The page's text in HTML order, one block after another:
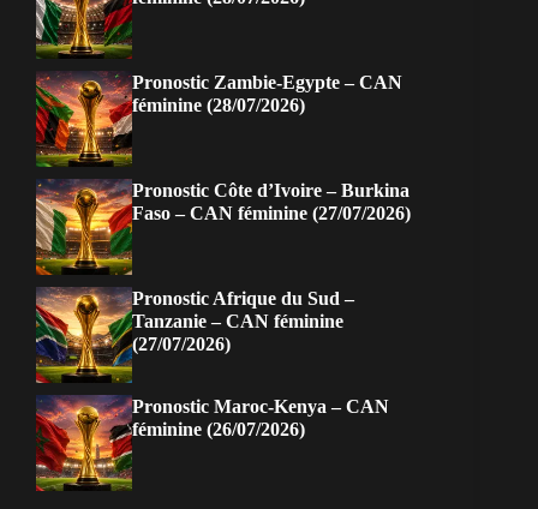
Pronostic Zambie-Egypte – CAN
féminine (28/07/2026)
Pronostic Côte d’Ivoire – Burkina
Faso – CAN féminine (27/07/2026)
Pronostic Afrique du Sud –
Tanzanie – CAN féminine
(27/07/2026)
Pronostic Maroc-Kenya – CAN
féminine (26/07/2026)